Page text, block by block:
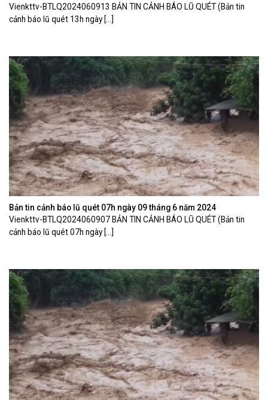
Vienkttv-BTLQ2024060913 BẢN TIN CẢNH BÁO LŨ QUÉT (Bản tin
cảnh báo lũ quét 13h ngày [...]
Bản tin cảnh báo lũ quét 07h ngày 09 tháng 6 năm 2024
Vienkttv-BTLQ2024060907 BẢN TIN CẢNH BÁO LŨ QUÉT (Bản tin
cảnh báo lũ quét 07h ngày [...]